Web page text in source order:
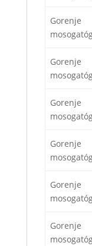
Gorenje
Gorenje
Gorenje
Gorenje
Gorenje
Gorenje